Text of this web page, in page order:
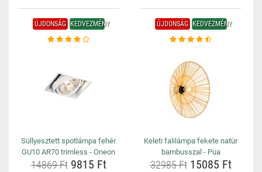
ÚJDONSÁG KEDVEZMÉNY
Süllyesztett spotlámpa fehér
GU10 AR70 trimless - Oneon
14869 Ft9815 Ft
ÚJDONSÁG KEDVEZMÉNY
Keleti falilámpa fekete natúr
bambusszal - Pua
32985 Ft15085 Ft